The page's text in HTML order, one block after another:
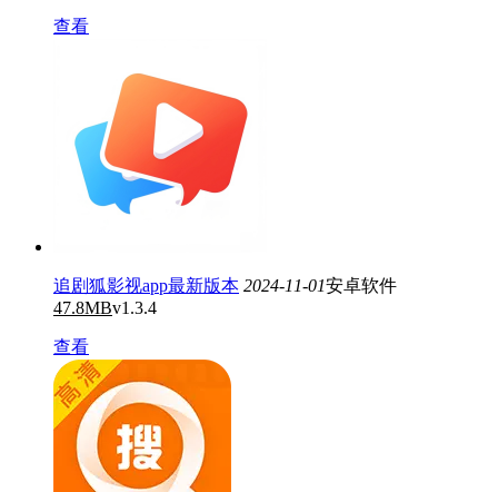
查看
追剧狐影视app最新版本 2024-11-01安卓软件
47.8MBv1.3.4
查看